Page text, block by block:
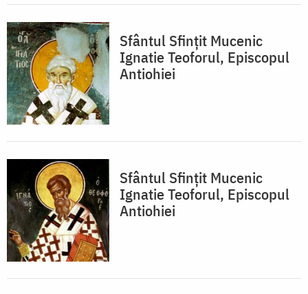
Sfântul Sfințit Mucenic
Ignatie Teoforul, Episcopul
Antiohiei
Sfântul Sfințit Mucenic
Ignatie Teoforul, Episcopul
Antiohiei